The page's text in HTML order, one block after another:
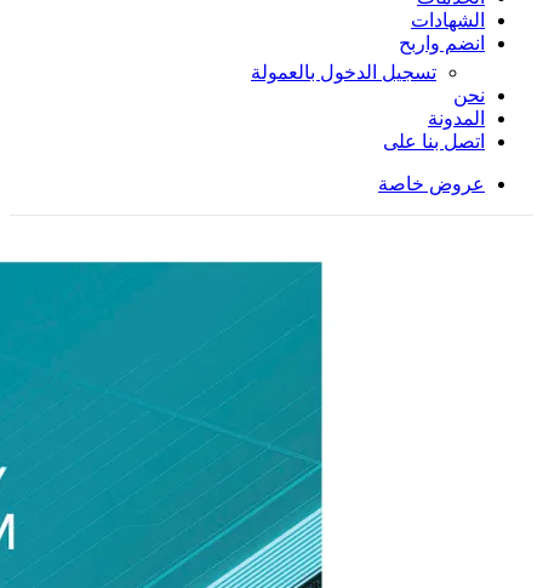
الشهادات
انضم واربح
تسجيل الدخول بالعمولة
نحن
المدونة
اتصل بنا على
عروض خاصة